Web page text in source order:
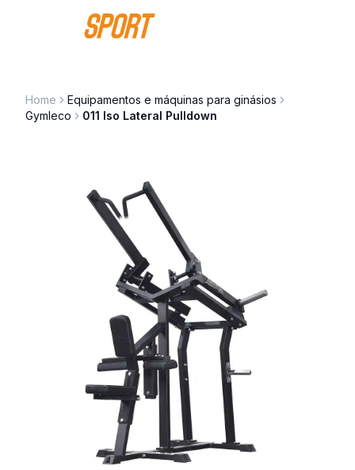
Saltar para o conteúdo
Home
Equipamentos e máquinas para ginásios
Gymleco
011 Iso Lateral Pulldown